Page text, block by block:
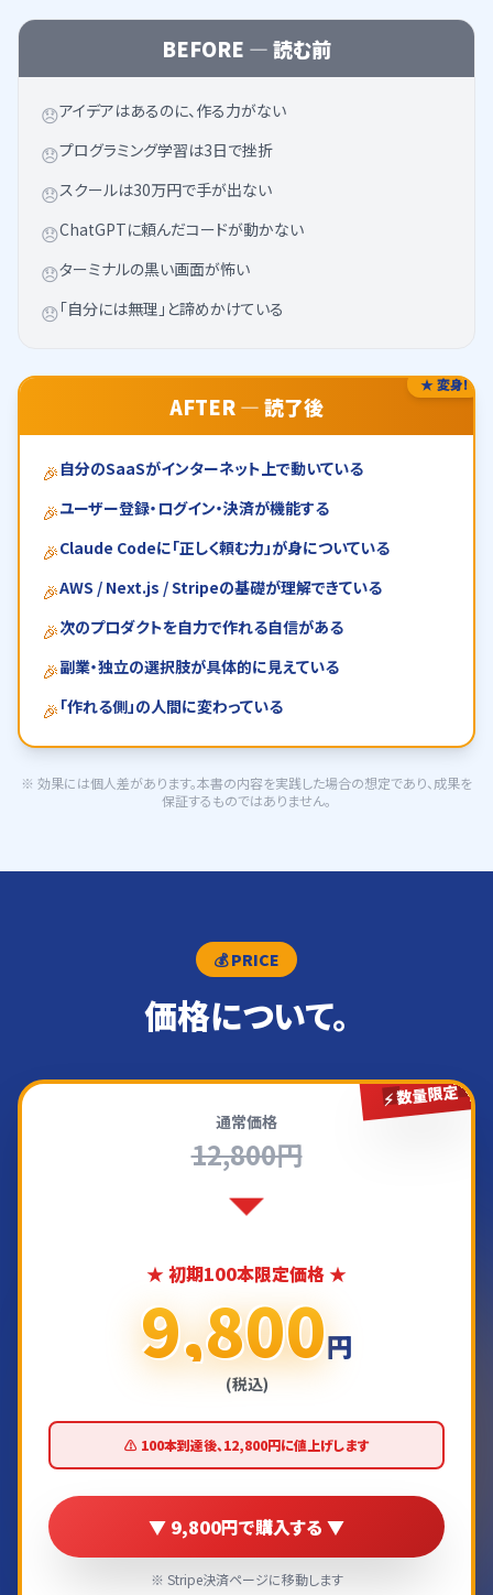
BEFORE ― 読む前
😞アイデアはあるのに、作る力がない
😞プログラミング学習は3日で挫折
😞スクールは30万円で手が出ない
😞ChatGPTに頼んだコードが動かない
😞ターミナルの黒い画面が怖い
😞「自分には無理」と諦めかけている
★ 変身!
AFTER ― 読了後
🎉 自分のSaaSがインターネット上で動いている
🎉ユーザー登録・ログイン・決済が機能する
🎉Claude Codeに「正しく頼む力」が身についている
🎉AWS / Next.js / Stripeの基礎が理解できている
🎉次のプロダクトを自力で作れる自信がある
🎉副業・独立の選択肢が具体的に見えている
🎉 「作れる側」の人間に変わっている
※ 効果には個人差があります。本書の内容を実践した場合の想定であり、成果を
保証するものではありません。
💰 PRICE
価格について。
⚡ 数量限定
通常価格
12,800円
★ 初期100本限定価格 ★
9,800円
(税込)
⚠️ 100本到達後、12,800円に値上げします
▼ 9,800円で購入する ▼
※ Stripe決済ページに移動します